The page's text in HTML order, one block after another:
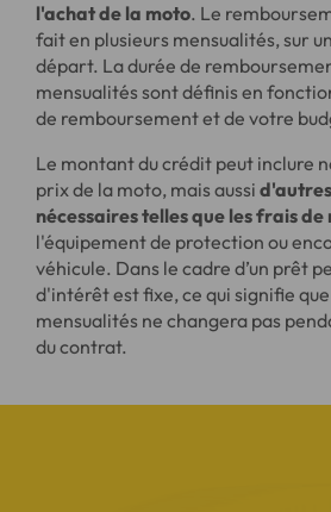
l'achat de la moto. Le
fait en plusieurs mensualités, sur
départ. La durée de
mensualités sont définis en
de remboursement et de votre
Le montant du crédit peut inclure
prix de la moto, mais aussi
nécessaires telles que les frais
l'équipement de protection ou
véhicule. Dans le cadre d’un prêt
d'intérêt est fixe, ce qui signifie
mensualités ne changera pas
du contrat.